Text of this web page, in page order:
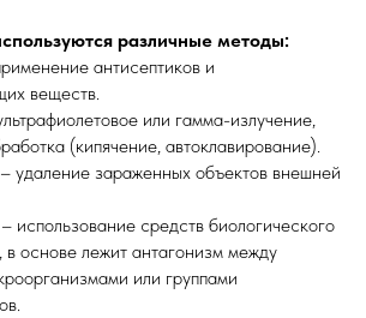
различные методы:
антисептиков и
веществ.
или гамма-излучение,
(кипячение, автоклавирование).
удаление зараженных объектов внешней
использование средств биологического
в основе лежит антагонизм между
или группами